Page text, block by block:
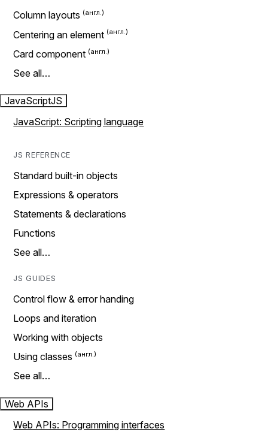
Column layouts
Centering an element
Card component
See all…
JavaScriptJS
JavaScript: Scripting language
JS REFERENCE
Standard built-in objects
Expressions & operators
Statements & declarations
Functions
See all…
JS GUIDES
Control flow & error handing
Loops and iteration
Working with objects
Using classes
See all…
Web APIs
Web APIs: Programming interfaces